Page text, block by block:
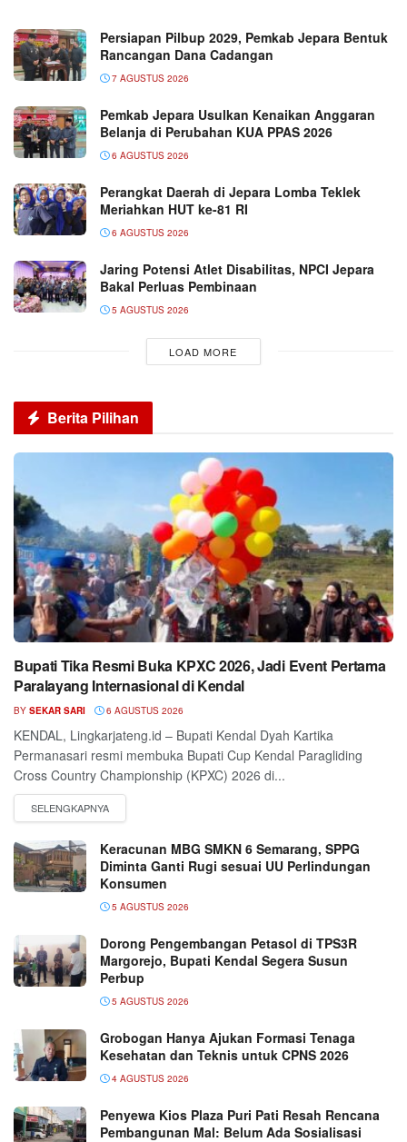
Persiapan Pilbup 2029, Pemkab Jepara Bentuk
Rancangan Dana Cadangan
7 AGUSTUS 2026
Pemkab Jepara Usulkan Kenaikan Anggaran
Belanja di Perubahan KUA PPAS 2026
6 AGUSTUS 2026
Perangkat Daerah di Jepara Lomba Teklek
Meriahkan HUT ke-81 RI
6 AGUSTUS 2026
Jaring Potensi Atlet Disabilitas, NPCI Jepara
Bakal Perluas Pembinaan
5 AGUSTUS 2026
LOAD MORE
Berita Pilihan
Bupati Tika Resmi Buka KPXC 2026, Jadi Event Pertama
Paralayang Internasional di Kendal
BY SEKAR SARI 6 AGUSTUS 2026
KENDAL, Lingkarjateng.id – Bupati Kendal Dyah Kartika
Permanasari resmi membuka Bupati Cup Kendal Paragliding
Cross Country Championship (KPXC) 2026 di...
Keracunan MBG SMKN 6 Semarang, SPPG
Diminta Ganti Rugi sesuai UU Perlindungan
Konsumen
5 AGUSTUS 2026
Dorong Pengembangan Petasol di TPS3R
Margorejo, Bupati Kendal Segera Susun
Perbup
5 AGUSTUS 2026
Grobogan Hanya Ajukan Formasi Tenaga
Kesehatan dan Teknis untuk CPNS 2026
4 AGUSTUS 2026
Penyewa Kios Plaza Puri Pati Resah Rencana
Pembangunan Mal: Belum Ada Sosialisasi